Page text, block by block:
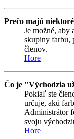
Prečo majú
Je možné, aby
skupiny farbu,
členov.
Hore
Čo je "Východzia
Pokiaľ ste
určuje, akú
Administrátor
svoju
Hore